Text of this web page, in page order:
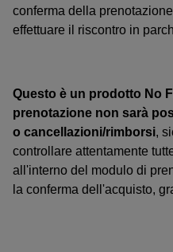
conferma della
effettuare il riscontro in
Questo è un prodotto No
prenotazione non sarà
o cancellazioni/rimborsi,
controllare attentamente
all'interno del modulo di
la conferma dell'acquisto,